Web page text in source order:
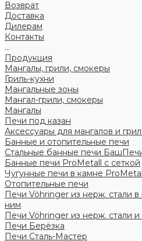
Возврат
Доставка
Дилерам
Контакты
...
Продукция
Мангалы, грили, смокеры
Гриль-кухни
Мангальные зоны
Мангал-грили, смокеры
Мангалы
Печи под казан
Аксессуары для мангалов и
Банные и отопительные печи
Стальные банные печи
Банные печи ProMetall с сеткой
Чугунные печи в камне
Отопительные печи
Печи Vöhringer из нерж. стали
ним
Печи Vöhringer из нерж. стали
Печи Берёзка
Печи Сталь-Мастер